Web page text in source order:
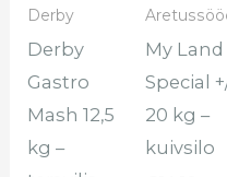
Derby
Derby
Gastro
Mash 12,5
kg –
My Land
Special
20 kg –
kuivsilo